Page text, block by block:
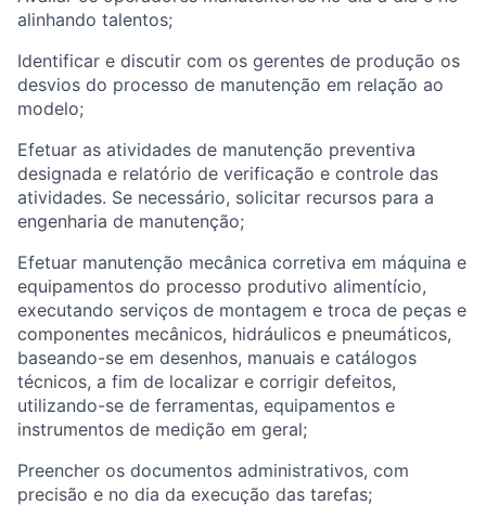
alinhando talentos;
Identificar e discutir com os gerentes de produção os
desvios do processo de manutenção em relação ao
modelo;
Efetuar as atividades de manutenção preventiva
designada e relatório de verificação e controle das
atividades. Se necessário, solicitar recursos para a
engenharia de manutenção;
Efetuar manutenção mecânica corretiva em máquina e
equipamentos do processo produtivo alimentício,
executando serviços de montagem e troca de peças e
componentes mecânicos, hidráulicos e pneumáticos,
baseando-se em desenhos, manuais e catálogos
técnicos, a fim de localizar e corrigir defeitos,
utilizando-se de ferramentas, equipamentos e
instrumentos de medição em geral;
Preencher os documentos administrativos, com
precisão e no dia da execução das tarefas;